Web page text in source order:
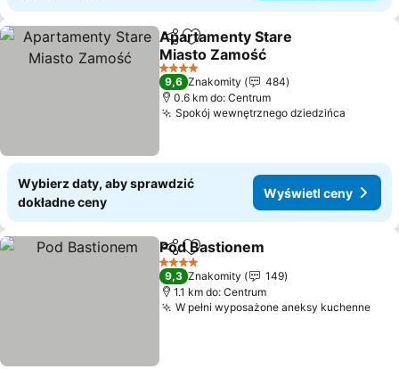
Udostępnij
Dodaj do ulubionych
Apartamenty Stare
Miasto Zamość
4 Kategoria
9,6 Znakomity
484
0.6 km do: Centrum
Spokój wewnętrznego dziedzińca
Wybierz daty, aby sprawdzić
dokładne ceny
Wyświetl ceny
Udostępnij
Dodaj do ulubionych
Pod Bastionem
4 Kategoria
9,3 Znakomity
149
1.1 km do: Centrum
W pełni wyposażone aneksy kuchenne